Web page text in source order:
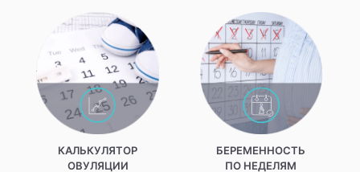
КАЛЬКУЛЯТОР
ОВУЛЯЦИИ
БЕРЕМЕННОСТЬ
ПО НЕДЕЛЯМ